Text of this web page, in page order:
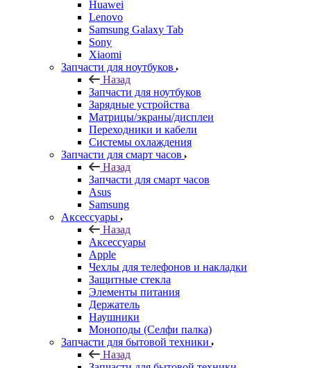
Huawei
Lenovo
Samsung Galaxy Tab
Sony
Xiaomi
Запчасти для ноутбуков
Назад
Запчасти для ноутбуков
Зарядные устройства
Матрицы/экраны/дисплеи
Переходники и кабели
Системы охлаждения
Запчасти для смарт часов
Назад
Запчасти для смарт часов
Asus
Samsung
Аксессуары
Назад
Аксессуары
Apple
Чехлы для телефонов и накладки
Защитные стекла
Элементы питания
Держатель
Наушники
Моноподы (Селфи палка)
Запчасти для бытовой техники
Назад